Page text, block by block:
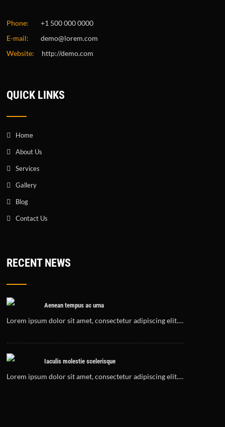
Phone: +1 500 000 0000
E-mail:
demo@lorem.com
Website: http://demo.com
QUICK LINKS
Home
About Us
Services
Gallery
Blog
Contact Us
RECENT NEWS
Aenean tempus ac urna
Lorem ipsum dolor sit amet, consectetur adipiscing elit.…
Iaculis molestie scelerisque
Lorem ipsum dolor sit amet, consectetur adipiscing elit.…